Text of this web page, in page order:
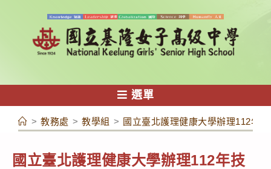
容
選單
> 教務處 > 教學組 > 國立臺北護理健康大學辦理112年
國立臺北護理健康大學辦理112年技